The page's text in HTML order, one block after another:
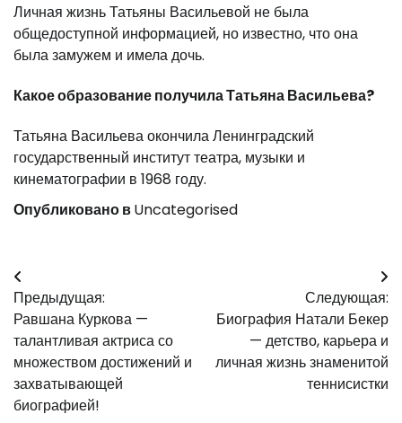
Личная жизнь Татьяны Васильевой не была
общедоступной информацией, но известно, что она
была замужем и имела дочь.
Какое образование получила Татьяна Васильева?
Татьяна Васильева окончила Ленинградский
государственный институт театра, музыки и
кинематографии в 1968 году.
Опубликовано вUncategorised
Навигация
по
записям
Предыдущая:
Равшана Куркова —
талантливая актриса со
множеством достижений и
захватывающей
биографией!
Следующая:
Биография Натали Бекер
— детство, карьера и
личная жизнь знаменитой
теннисистки